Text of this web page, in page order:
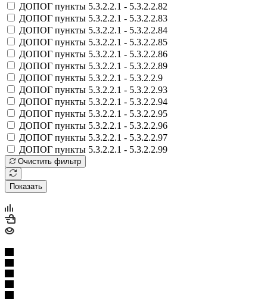
ДОПОГ пункты 5.3.2.2.1 - 5.3.2.2.82
ДОПОГ пункты 5.3.2.2.1 - 5.3.2.2.83
ДОПОГ пункты 5.3.2.2.1 - 5.3.2.2.84
ДОПОГ пункты 5.3.2.2.1 - 5.3.2.2.85
ДОПОГ пункты 5.3.2.2.1 - 5.3.2.2.86
ДОПОГ пункты 5.3.2.2.1 - 5.3.2.2.89
ДОПОГ пункты 5.3.2.2.1 - 5.3.2.2.9
ДОПОГ пункты 5.3.2.2.1 - 5.3.2.2.93
ДОПОГ пункты 5.3.2.2.1 - 5.3.2.2.94
ДОПОГ пункты 5.3.2.2.1 - 5.3.2.2.95
ДОПОГ пункты 5.3.2.2.1 - 5.3.2.2.96
ДОПОГ пункты 5.3.2.2.1 - 5.3.2.2.97
ДОПОГ пункты 5.3.2.2.1 - 5.3.2.2.99
Очистить фильтр
Показать